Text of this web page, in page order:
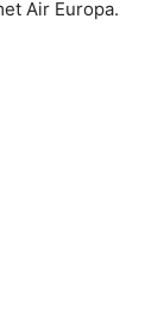
Air Europa.